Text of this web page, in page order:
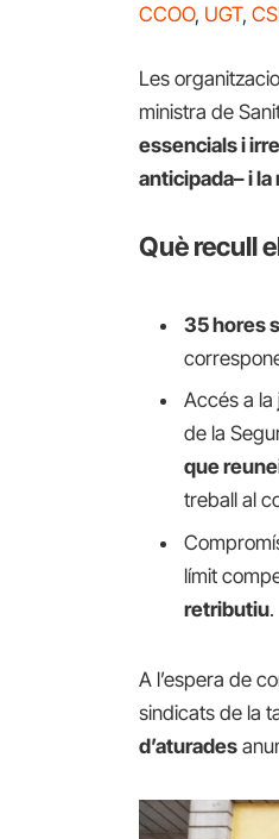
CCOO, UGT,
Les
ministra de
essencials i
anticipada– i
Què recull
35 hores
Accés a la
de la
que
treball al
límit
retributiu.
A l’espera de
sindicats de la
d’aturades